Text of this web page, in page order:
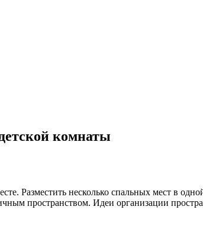
комнаты
Разместить несколько спальных мест в
пространством. Идеи организации